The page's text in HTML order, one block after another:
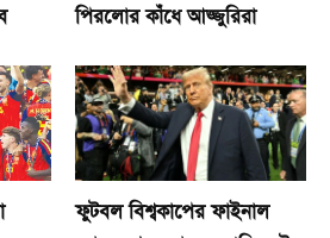
পিরলোর কাঁধে আজ্জুরিরা
ফুটবল বিশ্বকাপের ফাইনাল